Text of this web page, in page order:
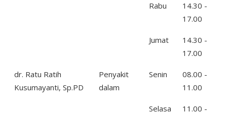
Rabu
14.30 -
17.00
Jumat
14.30 -
17.00
dr. Ratu Ratih
Kusumayanti, Sp.PD
Penyakit
dalam
Senin
08.00 -
11.00
Selasa
11.00 -